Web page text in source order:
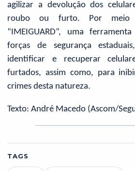
agilizar a devolução dos
roubo ou furto. Por meio
“IMEIGUARD”, uma
forças de segurança
identificar e recuperar
furtados, assim como, para
crimes desta natureza.
Texto: André Macedo (Ascom/
TAGS